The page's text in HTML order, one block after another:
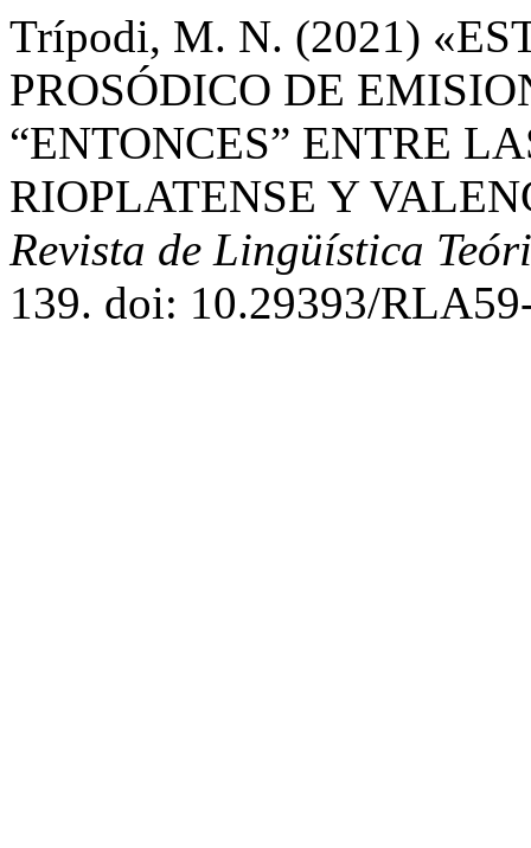
Trípodi, M. N. (2021)
PROSÓDICO DE
“ENTONCES” ENTRE
RIOPLATENSE Y
Revista de Lingüística
139. doi: 10.29393/